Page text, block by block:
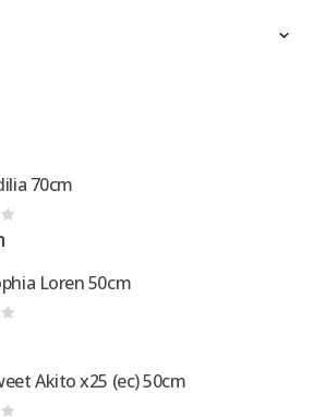
70cm
Loren 50cm
Akito x25 (ec) 50cm